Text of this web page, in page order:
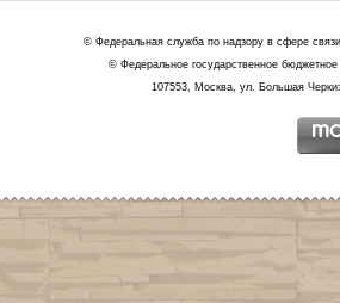
© Федеральная служба по надзору в сфере
© Федеральное государственное
107553, Москва, ул. Большая